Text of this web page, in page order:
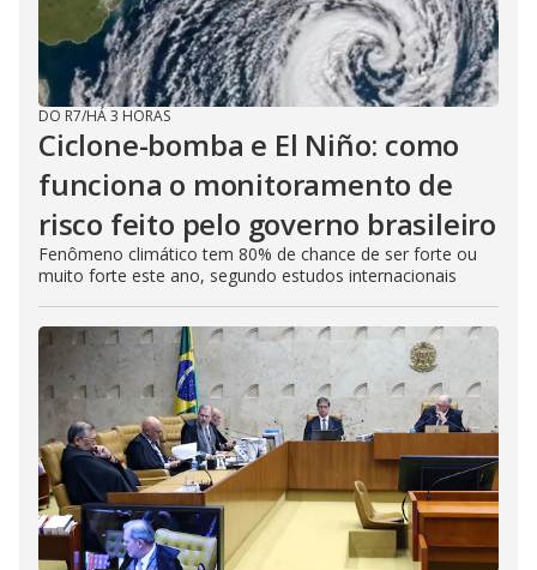
DO R7/HÁ 3 HORAS
Ciclone-bomba e El Niño: como
funciona o monitoramento de
risco feito pelo governo brasileiro
Fenômeno climático tem 80% de chance de ser forte ou
muito forte este ano, segundo estudos internacionais